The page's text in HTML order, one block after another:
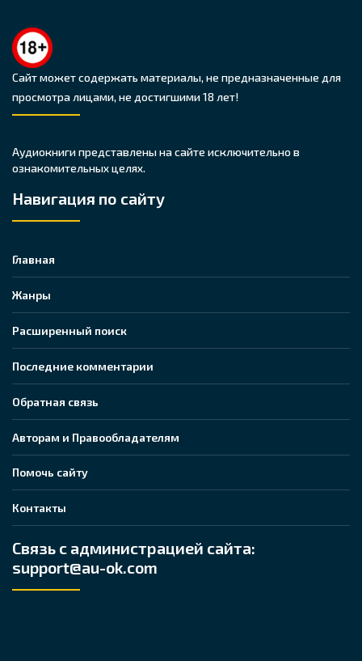
Сайт может содержать материалы, не предназначенные для
просмотра лицами, не достигшими 18 лет!
Аудиокниги представлены на сайте исключительно в
ознакомительных целях.
Навигация по сайту
Главная
Жанры
Расширенный поиск
Последние комментарии
Обратная связь
Авторам и Правообладателям
Помочь сайту
Контакты
Связь с администрацией сайта:
support@au-ok.com